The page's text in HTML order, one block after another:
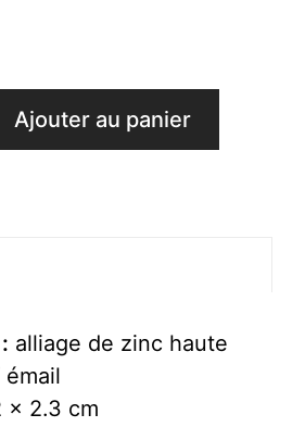
Ajouter au panier
alliage de zinc haute
x 2.3 cm